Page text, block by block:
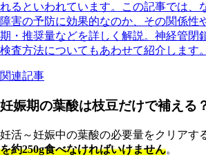
れるといわれています。この記事では、
障害の予防に効果的なのか、その関係性
期・推奨量などを詳しく解説。神経管閉
検査方法についてもあわせて紹介します。
関連記事
妊娠期の葉酸は枝豆だけで補える
妊活～妊娠中の葉酸の必要量をクリアす
を約250g食べなければいけません。